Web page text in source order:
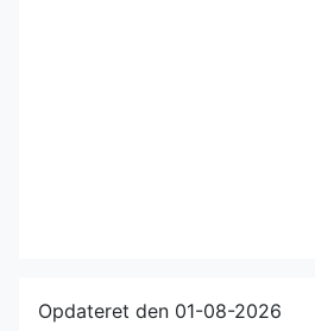
Opdateret den 01-08-2026